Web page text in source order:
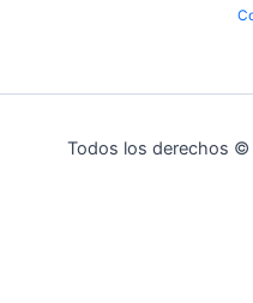
Todos los derechos ©